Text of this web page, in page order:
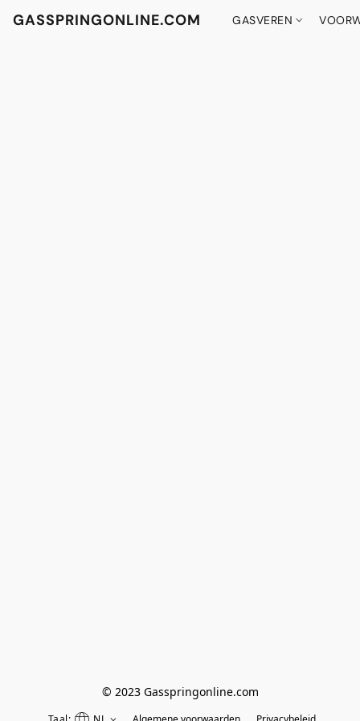
GASSPRINGONLINE.COM GASVEREN
© 2023 Gasspringonline.com